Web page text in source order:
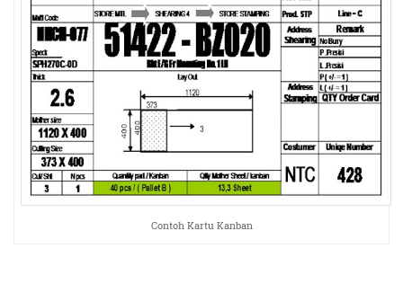
Contoh Kartu Kanban